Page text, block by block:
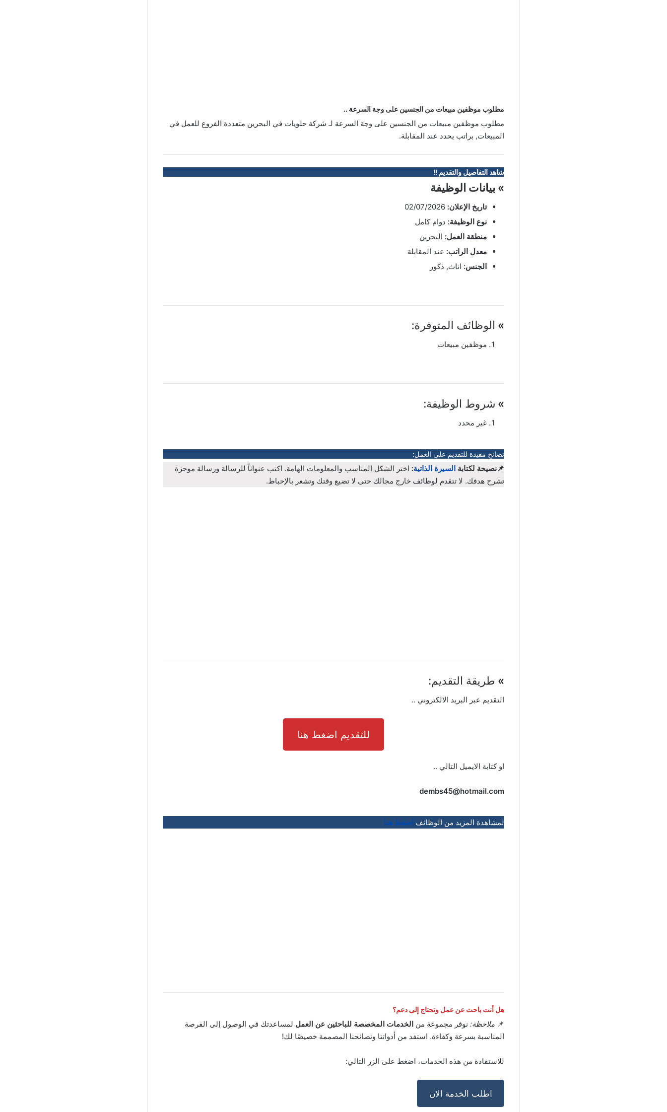
مطلوب موظفين مبيعات من الجنسين على وجة السرعة ..
مطلوب موظفين مبيعات من الجنسين على وجة السرعة لـ شركة حلويات في البحرين متعددة الفروع للعمل في
المبيعات, براتب يحدد عند المقابلة.
شاهد التفاصيل والتقديم !!
» بيانات الوظيفة
تاريخ الإعلان:
نوع الوظيفة: دوام كامل
منطقة العمل: البحرين
معدل الراتب: عند المقابلة
الجنس: اناث, ذكور
» الوظائف المتوفرة:
موظفين مبيعات
» شروط الوظيفة:
غير محدد
نصائح مفيدة للتقديم على العمل:
📌نصيحة لكتابة السيرة الذاتية: اختر الشكل المناسب والمعلومات الهامة. اكتب عنواناً للرسالة ورسالة موجزة
تشرح هدفك. لا تتقدم لوظائف خارج مجالك حتى لا تضيع وقتك وتشعر بالإحباط.
» طريقة التقديم:
التقديم عبر البريد الالكتروني ..
للتقديم اضغط هنا
او كتابة الايميل التالي ..
dembs45@hotmail.com
لمشاهدة المزيد من الوظائف اضغط هنا
هل أنت باحث عن عمل وتحتاج إلى دعم؟
📌 ملاحظة: نوفر مجموعة من الخدمات المخصصة للباحثين عن العمل لمساعدتك في الوصول إلى الفرصة
المناسبة بسرعة وكفاءة. استفد من أدواتنا ونصائحنا المصممة خصيصًا لك!
للاستفادة من هذه الخدمات، اضغط على الزر التالي:
اطلب الخدمة الان